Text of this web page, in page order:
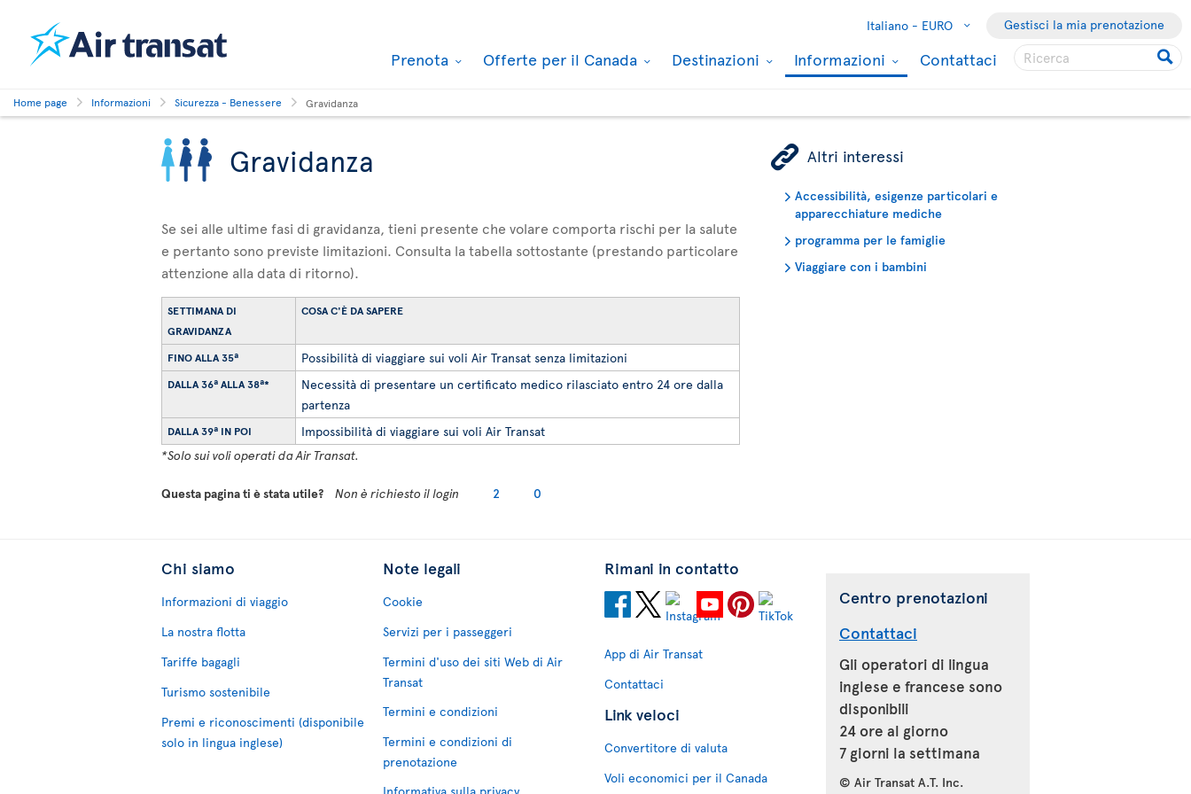
Italiano - EURO Gestisci la mia prenotazione
Prenota Offerte per il Canada Destinazioni Informazioni Contattaci
Home page Informazioni Sicurezza - Benessere Gravidanza
Gravidanza
Se sei alle ultime fasi di gravidanza, tieni presente che volare comporta rischi per la salute
e pertanto sono previste limitazioni. Consulta la tabella sottostante (prestando particolare
attenzione alla data di ritorno).
SETTIMANA DI
GRAVIDANZA
COSA C'È DA SAPERE
FINO ALLA 35ª Possibilità di viaggiare sui voli Air Transat senza limitazioni
DALLA 36ª ALLA 38ª*
Necessità di presentare un certificato medico rilasciato entro 24 ore dalla
partenza
DALLA 39ª IN POI
Impossibilità di viaggiare sui voli Air Transat
*Solo sui voli operati da Air Transat.
ÿ Altri interessi
Accessibilità, esigenze particolari e
apparecchiature mediche
programma per le famiglie
Viaggiare con i bambini
Questa pagina ti è stata utile? Non è richiesto il login 2 0
Chi siamo
Informazioni di viaggio
La nostra flotta
Tariffe bagagli
Turismo sostenibile
Premi e riconoscimenti (disponibile
solo in lingua inglese)
Note legali
Cookie
Servizi per i passeggeri
Termini d'uso dei siti Web di Air
Transat
Termini e condizioni
Termini e condizioni di
prenotazione
Rimani in contatto
App di Air Transat
Contattaci
Link veloci
Convertitore di valuta
Voli economici per il Canada
Centro prenotazioni
Contattaci
Gli operatori di lingua
inglese e francese sono
disponibili
24 ore al giorno
7 giorni la settimana
© Air Transat A.T. Inc.